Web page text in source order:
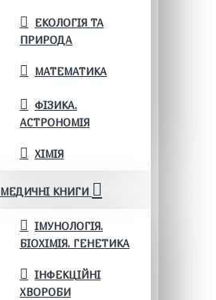
ЕКОЛОГІЯ ТА
ПРИРОДА
МАТЕМАТИКА
ФІЗИКА.
АСТРОНОМІЯ
ХІМІЯ
МЕДИЧНІ КНИГИ
ІМУНОЛОГІЯ.
БІОХІМІЯ. ГЕНЕТИКА
ІНФЕКЦІЙНІ
ХВОРОБИ